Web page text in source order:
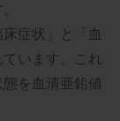
症状」と「血
います。これ
を血清亜鉛値